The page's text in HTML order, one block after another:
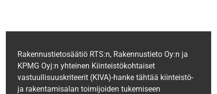
Rakennustietosäätiö RTS:n, Rakennustieto Oy:n ja
KPMG Oyj:n yhteinen Kiinteistökohtaiset
vastuullisuuskriteerit (KIVA)-hanke tähtää kiinteistö-
ja rakentamisalan toimijoiden tukemiseen